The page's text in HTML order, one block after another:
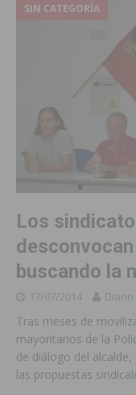
SIN CATEGORÍA
Los
buscando la
17/07/2014
Tras meses de
mayoritarios de la
de diálogo del
las propuestas